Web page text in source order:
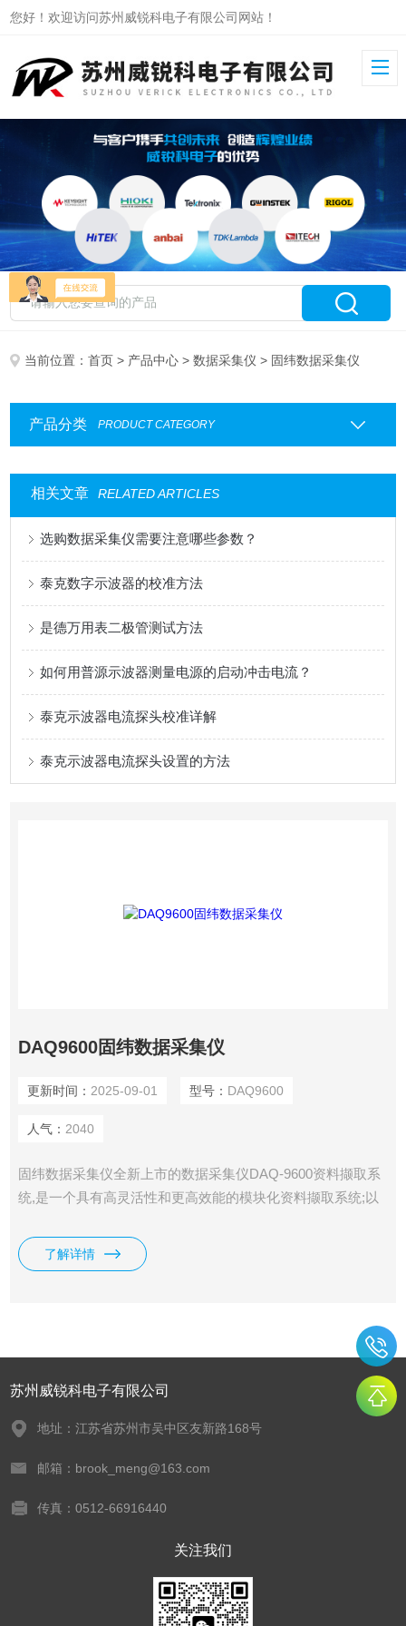
您好！欢迎访问苏州威锐科电子有限公司网站！
当前位置：首页 > 产品中心 >数据采集仪 > 固纬数据采集仪
产品分类 PRODUCT CATEGORY
相关文章 RELATED ARTICLES
选购数据采集仪需要注意哪些参数？
泰克数字示波器的校准方法
是德万用表二极管测试方法
如何用普源示波器测量电源的启动冲击电流？
泰克示波器电流探头校准详解
泰克示波器电流探头设置的方法
DAQ9600固纬数据采集仪
更新时间： 2025-09-01 型号： DAQ9600
人气： 2040
固纬数据采集仪全新上市的数据采集仪DAQ-9600资料撷取系
统,是一个具有高灵活性和更高效能的模块化资料撷取系统;以
块,并提供5个切换模块以满足不同的量测需求,无论是负责分析
产品特性的研发,还是负责系统测试或故障诊断的生产制造,一
了解详情
苏州威锐科电子有限公司
地址：江苏省苏州市吴中区友新路168号
邮箱：brook_meng@163.com
传真：0512-66916440
关注我们